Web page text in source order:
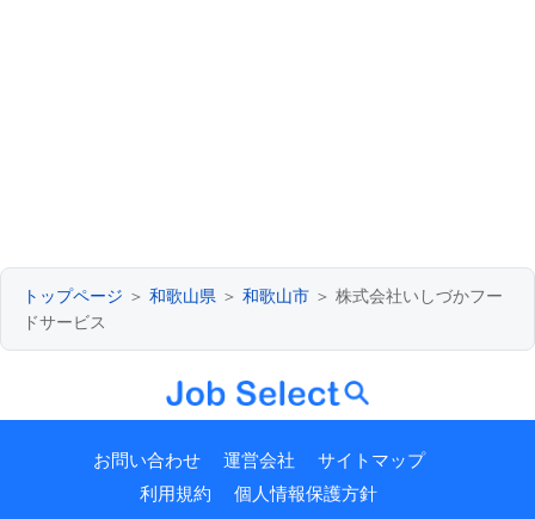
トップページ ＞ 和歌山県 ＞ 和歌山市 ＞ 株式会社いしづかフー
ドサービス
お問い合わせ 運営会社
サイトマップ
利用規約
個人情報保護方針